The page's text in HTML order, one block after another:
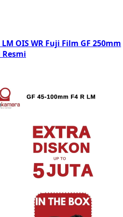
OIS WR Fuji Film GF 250mm
Resmi